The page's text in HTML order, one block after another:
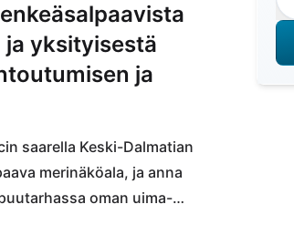
yksityisestä
ja
saarella Keski-Dalmatian
merinäköala, ja anna
oman uima-